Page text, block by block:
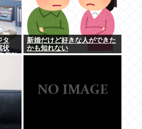
タ
状
思疎
新婚だけど好きな人ができた
かも知れない